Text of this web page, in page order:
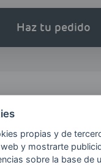
Haz tu pedido
ESTAR AL
propias y de
y mostrarte
sobre la base de